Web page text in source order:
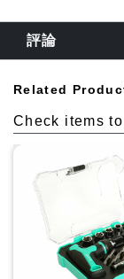
評論
Related
Check items